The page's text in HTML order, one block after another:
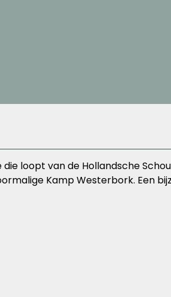
loopt van de Hollandsche
Kamp Westerbork. Een